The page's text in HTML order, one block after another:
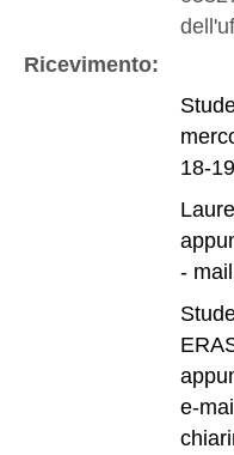
Ricevimento:
18-19
-
e-